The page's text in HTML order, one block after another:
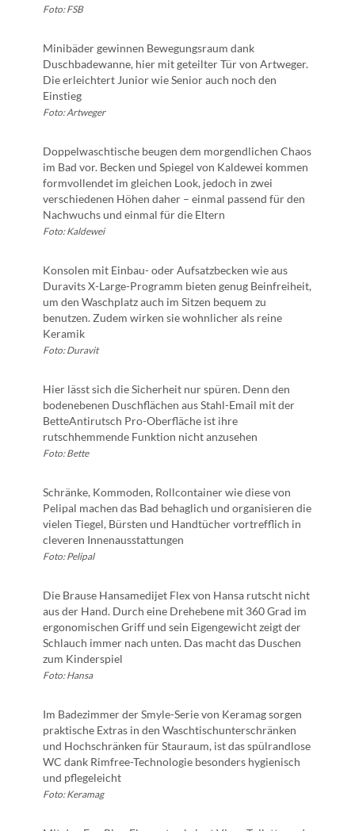
Foto: FSB
Minibäder gewinnen Bewegungsraum dank
Duschbadewanne, hier mit geteilter Tür von Artweger.
Die erleichtert Junior wie Senior auch noch den
Einstieg
Foto: Artweger
Doppelwaschtische beugen dem morgendlichen Chaos
im Bad vor. Becken und Spiegel von Kaldewei kommen
formvollendet im gleichen Look, jedoch in zwei
verschiedenen Höhen daher – einmal passend für den
Nachwuchs und einmal für die Eltern
Foto: Kaldewei
Konsolen mit Einbau- oder Aufsatzbecken wie aus
Duravits X-Large-Programm bieten genug Beinfreiheit,
um den Waschplatz auch im Sitzen bequem zu
benutzen. Zudem wirken sie wohnlicher als reine
Keramik
Foto: Duravit
Hier lässt sich die Sicherheit nur spüren. Denn den
bodenebenen Duschflächen aus Stahl-Email mit der
BetteAntirutsch Pro-Oberfläche ist ihre
rutschhemmende Funktion nicht anzusehen
Foto: Bette
Schränke, Kommoden, Rollcontainer wie diese von
Pelipal machen das Bad behaglich und organisieren die
vielen Tiegel, Bürsten und Handtücher vortrefflich in
cleveren Innenausstattungen
Foto: Pelipal
Die Brause Hansamedijet Flex von Hansa rutscht nicht
aus der Hand. Durch eine Drehebene mit 360 Grad im
ergonomischen Griff und sein Eigengewicht zeigt der
Schlauch immer nach unten. Das macht das Duschen
zum Kinderspiel
Foto: Hansa
Im Badezimmer der Smyle-Serie von Keramag sorgen
praktische Extras in den Waschtischunterschränken
und Hochschränken für Stauraum, ist das spülrandlose
WC dank Rimfree-Technologie besonders hygienisch
und pflegeleicht
Foto: Keramag